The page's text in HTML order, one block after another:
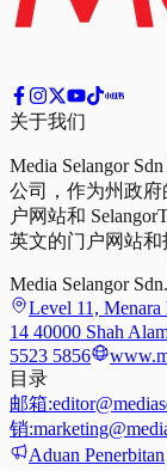
关于我们
Media Selangor
公司，作为州政府
户网站和
英文的门户网站和
Media Selangor
Level 11, Menara
14 40000 Shah
5523 5856
目录
邮箱:
销:
Aduan Penerbitan